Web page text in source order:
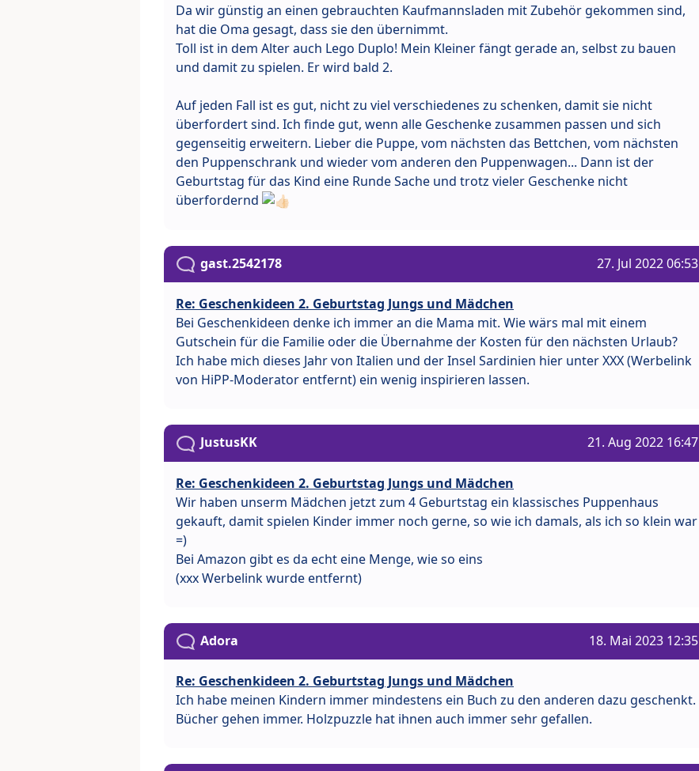
Da wir günstig an einen gebrauchten Kaufmannsladen mit Zubehör gekommen sind,
hat die Oma gesagt, dass sie den übernimmt.
Toll ist in dem Alter auch Lego Duplo! Mein Kleiner fängt gerade an, selbst zu bauen
und damit zu spielen. Er wird bald 2.
Auf jeden Fall ist es gut, nicht zu viel verschiedenes zu schenken, damit sie nicht
überfordert sind. Ich finde gut, wenn alle Geschenke zusammen passen und sich
gegenseitig erweitern. Lieber die Puppe, vom nächsten das Bettchen, vom nächsten
den Puppenschrank und wieder vom anderen den Puppenwagen... Dann ist der
Geburtstag für das Kind eine Runde Sache und trotz vieler Geschenke nicht
überfordernd
gast.2542178 27. Jul 2022 06:53
Re: Geschenkideen 2. Geburtstag Jungs und Mädchen
Bei Geschenkideen denke ich immer an die Mama mit. Wie wärs mal mit einem
Gutschein für die Familie oder die Übernahme der Kosten für den nächsten Urlaub?
Ich habe mich dieses Jahr von Italien und der Insel Sardinien hier unter XXX (Werbelink
von HiPP-Moderator entfernt) ein wenig inspirieren lassen.
JustusKK 21. Aug 2022 16:47
Re: Geschenkideen 2. Geburtstag Jungs und Mädchen
Wir haben unserm Mädchen jetzt zum 4 Geburtstag ein klassisches Puppenhaus
gekauft, damit spielen Kinder immer noch gerne, so wie ich damals, als ich so klein war
=)
Bei Amazon gibt es da echt eine Menge, wie so eins
(xxx Werbelink wurde entfernt)
Adora 18. Mai 2023 12:35
Re: Geschenkideen 2. Geburtstag Jungs und Mädchen
Ich habe meinen Kindern immer mindestens ein Buch zu den anderen dazu geschenkt.
Bücher gehen immer. Holzpuzzle hat ihnen auch immer sehr gefallen.